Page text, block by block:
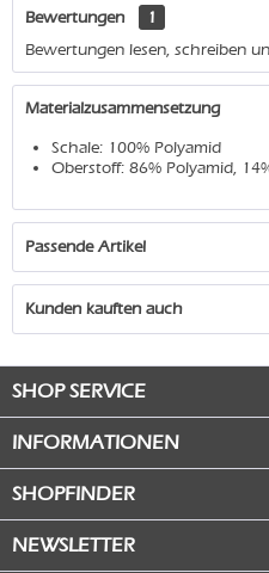
Bewertungen
1
Bewertungen lesen, schreiben
Materialzusammensetzung
Schale: 100% Polyamid
Oberstoff: 86% Polyamid,
Passende Artikel
Kunden kauften auch
SHOP SERVICE
INFORMATIONEN
SHOPFINDER
NEWSLETTER